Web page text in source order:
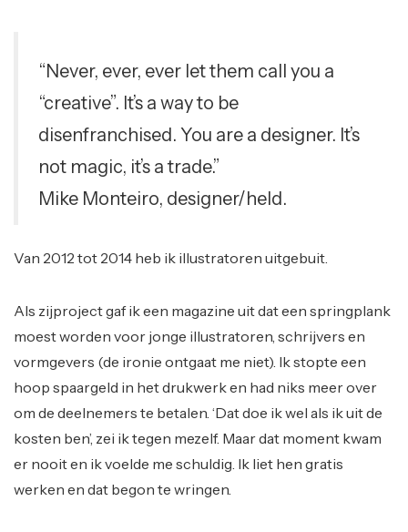
“Never, ever, ever let them call you a
“creative”. It’s a way to be
disenfranchised. You are a designer. It’s
not magic, it’s a trade.”
Mike Monteiro, designer/held.
Van 2012 tot 2014 heb ik illustratoren uitgebuit.
Als zijproject gaf ik een magazine uit dat een springplank
moest worden voor jonge illustratoren, schrijvers en
vormgevers (de ironie ontgaat me niet). Ik stopte een
hoop spaargeld in het drukwerk en had niks meer over
om de deelnemers te betalen. ‘Dat doe ik wel als ik uit de
kosten ben’, zei ik tegen mezelf. Maar dat moment kwam
er nooit en ik voelde me schuldig. Ik liet hen gratis
werken en dat begon te wringen.